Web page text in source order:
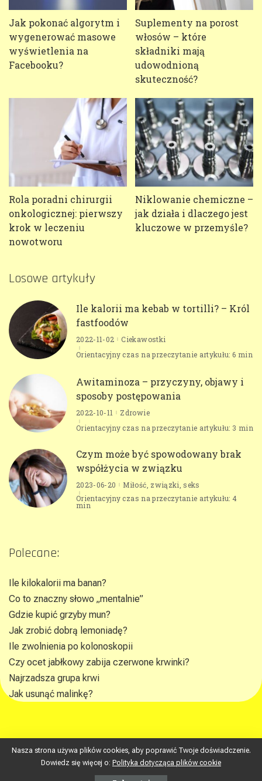
Jak pokonać algorytm i
wygenerować masowe
wyświetlenia na
Facebooku?
Suplementy na porost
włosów – które
składniki mają
udowodnioną
skuteczność?
Rola poradni chirurgii
onkologicznej: pierwszy
krok w leczeniu
nowotworu
Niklowanie chemiczne –
jak działa i dlaczego jest
kluczowe w przemyśle?
Losowe artykuły
Ile kalorii ma kebab w tortilli? – Król
fastfoodów
2022-11-02
Ciekawostki
Orientacyjny czas na przeczytanie artykułu: 6 min
Awitaminoza – przyczyny, objawy i
sposoby postępowania
2022-10-11
Zdrowie
Orientacyjny czas na przeczytanie artykułu: 3 min
Czym może być spowodowany brak
współżycia w związku
2023-06-20
Miłość, związki, seks
Orientacyjny czas na przeczytanie artykułu: 4
min
Polecane:
Ile kilokalorii ma banan?
Co to znaczny słowo „mentalnie”
Gdzie kupić grzyby mun?
Jak zrobić dobrą lemoniadę?
Ile zwolnienia po kolonoskopii
Czy ocet jabłkowy zabija czerwone krwinki?
Najrzadsza grupa krwi
Jak usunąć malinkę?
republikawiedzy.pl © gokin
Nasza strona używa plików cookies, aby poprawić Twoje doświadczenie.
Dowiedz się więcej o: Polityka dotycząca plików cookie